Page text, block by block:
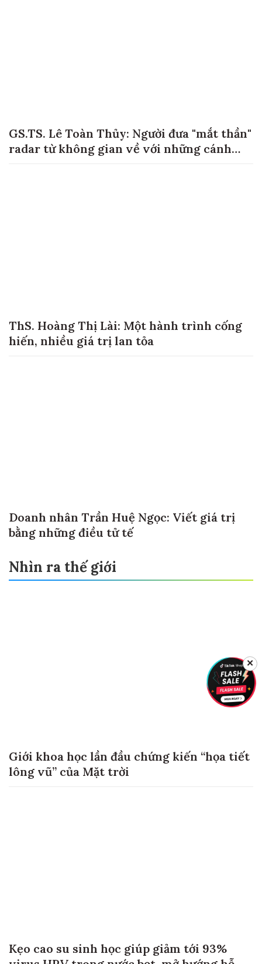
GS.TS. Lê Toàn Thủy: Người đưa "mắt thần"
radar từ không gian về với những cánh
ThS. Hoàng Thị Lài: Một hành trình cống
hiến, nhiều giá trị lan tỏa
Doanh nhân Trần Huệ Ngọc: Viết giá trị
bằng những điều tử tế
Nhìn ra thế giới
Giới khoa học lần đầu chứng kiến “họa tiết
lông vũ” của Mặt trời
Kẹo cao su sinh học giúp giảm tới 93%
✕